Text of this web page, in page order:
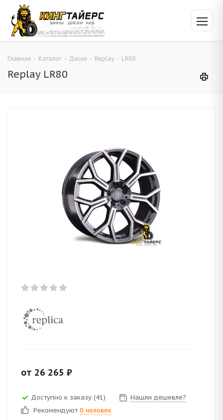
Главная - Каталог - Диски - Replay - LR80
Replay LR80
от 26 265 ₽
Доступно к заказу (41)
Нашли дешевле?
Рекомендуют 0 человек